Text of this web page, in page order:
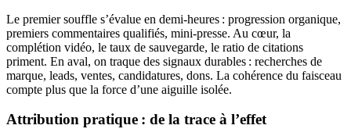
Le premier souffle s’évalue en demi-heures : progression organique,
premiers commentaires qualifiés, mini-presse. Au cœur, la
complétion vidéo, le taux de sauvegarde, le ratio de citations
priment. En aval, on traque des signaux durables : recherches de
marque, leads, ventes, candidatures, dons. La cohérence du faisceau
compte plus que la force d’une aiguille isolée.
Attribution pratique : de la trace à l’effet